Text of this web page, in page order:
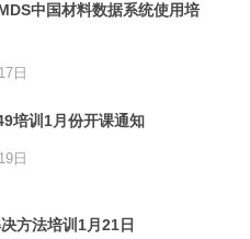
中国材料数据系统使用培
日
培训1月份开课通知
日
方法培训1月21日